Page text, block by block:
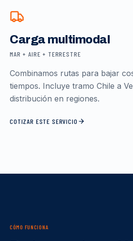
Carga multimodal
MAR + AIRE + TERRESTRE
Combinamos rutas para bajar
tiempos. Incluye tramo Chile a
distribución en regiones.
COTIZAR ESTE SERVICIO
CÓMO FUNCIONA